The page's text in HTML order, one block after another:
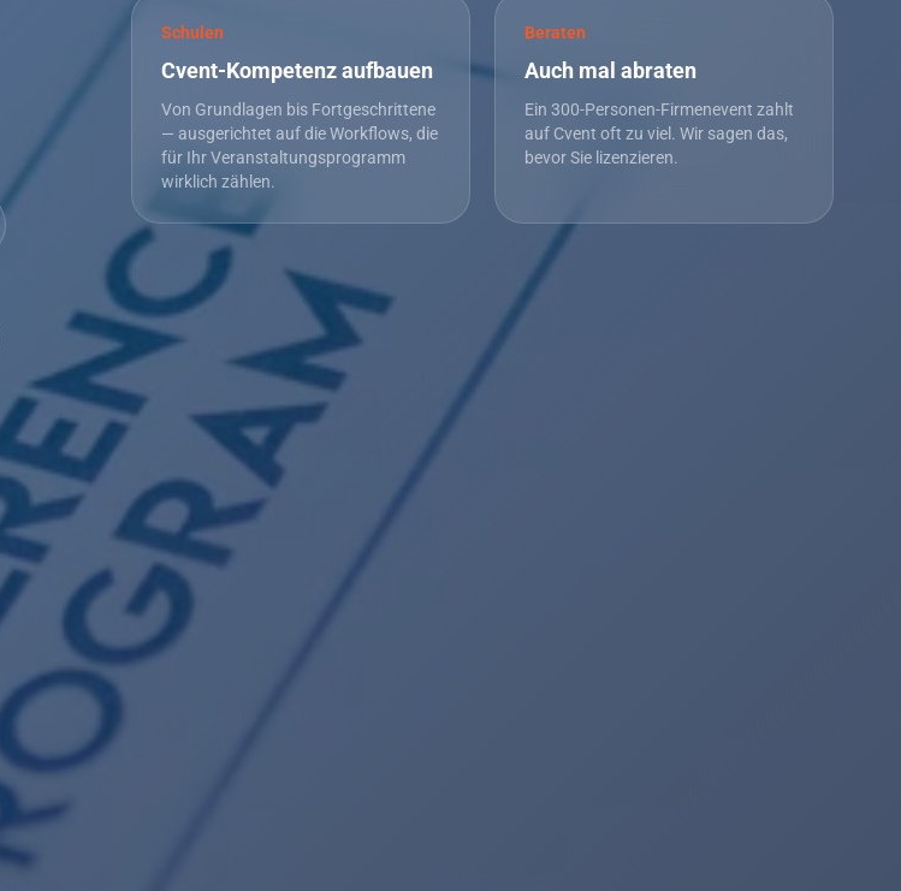
Schulen
Cvent-Kompetenz aufbauen
Von Grundlagen bis Fortgeschrittene
— ausgerichtet auf die Workflows, die
für Ihr Veranstaltungsprogramm
wirklich zählen.
Beraten
Auch mal abraten
Ein 300-Personen-Firmenevent zahlt
auf Cvent oft zu viel. Wir sagen das,
bevor Sie lizenzieren.